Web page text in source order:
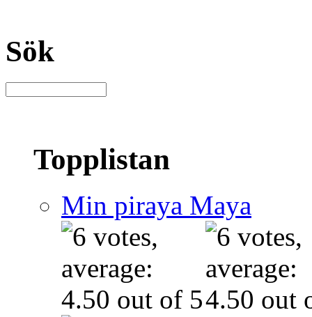
Sök
Topplistan
Min piraya Maya